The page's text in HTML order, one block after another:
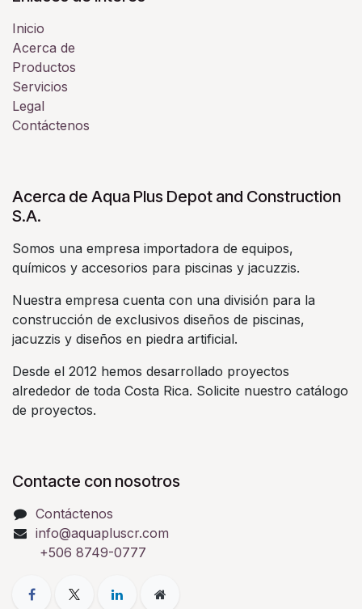
Inicio
Acerca de
Productos
Servicios
Legal
Contáctenos
Acerca de Aqua Plus Depot and Construction
S.A.
Somos una empresa importadora de equipos,
químicos y accesorios para piscinas y jacuzzis.
Nuestra empresa cuenta con una división para la
construcción de exclusivos diseños de piscinas,
jacuzzis y diseños en piedra artificial.
Desde el 2012 hemos desarrollado proyectos
alrededor de toda Costa Rica. Solicite nuestro catálogo
de proyectos.
Contacte con nosotros
Contáctenos
info@aquapluscr.com
+506 8749-0777